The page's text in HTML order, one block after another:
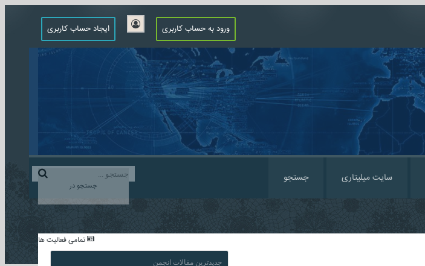
ورود به حساب کاربری ایجاد حساب کاربری
جستجو در
سایت میلیتاری جستجو
تمامی فعالیت ها
جدیدترین مقالات انجمن